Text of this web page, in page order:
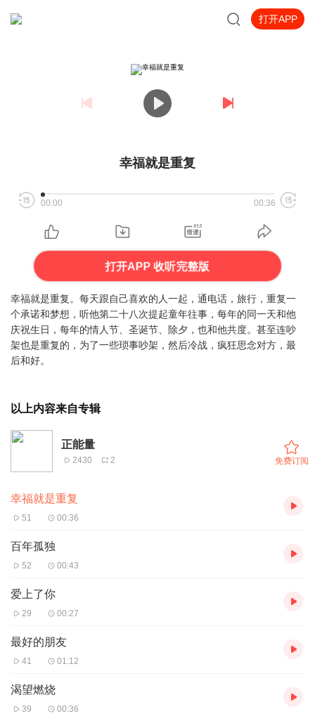
打开APP
幸福就是重复
00:00 00:36
打开APP 收听完整版
幸福就是重复。每天跟自己喜欢的人一起，通电话，旅行，重复一
个承诺和梦想，听他第二十八次提起童年往事，每年的同一天和他
庆祝生日，每年的情人节、圣诞节、除夕，也和他共度。甚至连吵
架也是重复的，为了一些琐事吵架，然后冷战，疯狂思念对方，最
后和好。
以上内容来自专辑
正能量
2430 2 免费订阅
幸福就是重复
51 00:36
百年孤独
52 00:43
爱上了你
29 00:27
最好的朋友
41 01:12
渴望燃烧
39 00:36